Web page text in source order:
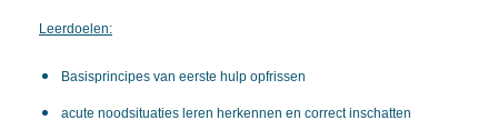
Leerdoelen:
Basisprincipes van eerste hulp opfrissen
acute noodsituaties leren herkennen en correct inschatten